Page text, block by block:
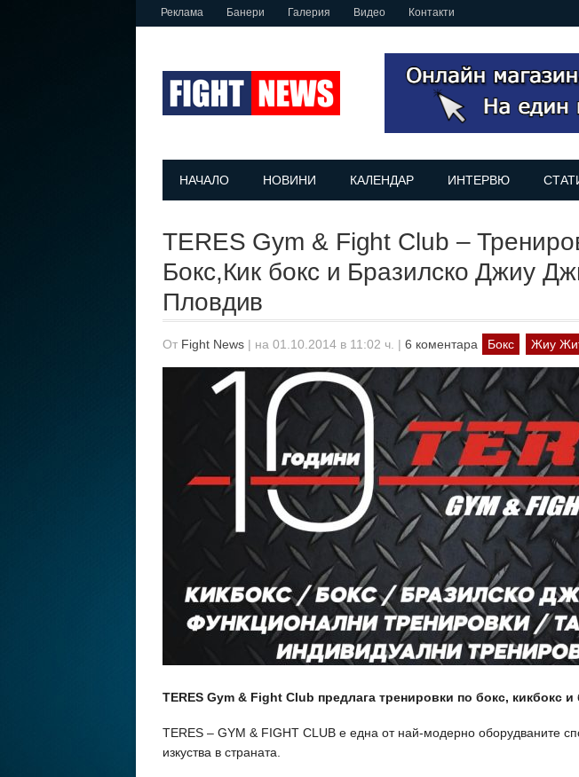
Реклама Банери Галерия Видео Контакти
НАЧАЛО НОВИНИ КАЛЕНДАР ИНТЕРВЮ
TERES Gym & Fight Club –
Бокс,Кик бокс и Бразилско Джиу
Пловдив
От Fight News | на 01.10.2014 в 11:02 ч. | 6 коментара Бокс Жиу
TERES Gym & Fight Club предлага тренировки по бокс, кикбокс
TERES – GYM & FIGHT CLUB е една от най-модерно оборудваните
изкуства в страната.